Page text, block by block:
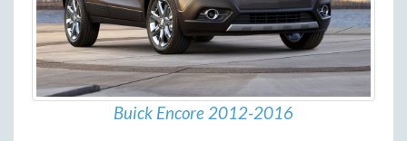
Buick Encore 2012-2016